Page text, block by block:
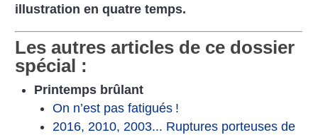
illustration en quatre temps.
Les autres articles de ce dossier
spécial :
Printemps brûlant
On n’est pas fatigués !
2016, 2010, 2003... Ruptures porteuses de